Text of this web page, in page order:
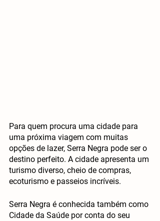
Para quem procura uma cidade para
uma próxima viagem com muitas
opções de lazer, Serra Negra pode ser o
destino perfeito. A cidade apresenta um
turismo diverso, cheio de compras,
ecoturismo e passeios incríveis.
Serra Negra é conhecida também como
Cidade da Saúde por conta do seu